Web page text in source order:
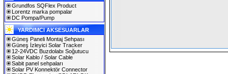
Grundfos SQFlex Product
Lorentz marka pompalar
DC Pompa/Pump
YARDIMCI AKSESUARLAR
Güneş Paneli Montaj Sehpası
Güneş İzleyici Solar Tracker
12-24VDC Buzdolabı Soğutucu
Solar Kablo / Solar Cable
Sabit panel sehpaları
Solar PV Konnektör Connector